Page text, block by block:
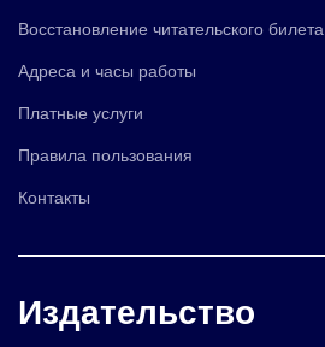
Восстановление читательского билета
Адреса и часы работы
Платные услуги
Правила пользования
Контакты
Издательство